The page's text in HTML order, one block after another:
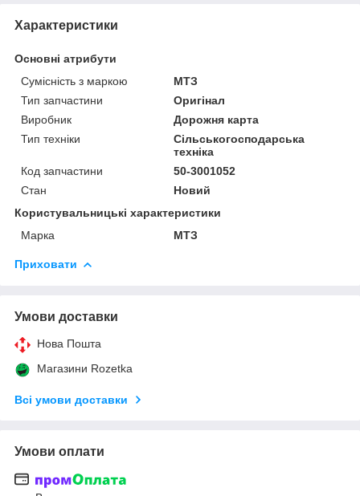
Характеристики
Основні атрибути
Сумісність з маркою
МТЗ
Тип запчастини
Оригінал
Виробник
Дорожня карта
Тип техніки
Сільськогосподарська
техніка
Код запчастини
50-3001052
Стан
Новий
Користувальницькі характеристики
Марка
МТЗ
Приховати
Умови доставки
Нова Пошта
Магазини Rozetka
Всі умови доставки
Умови оплати